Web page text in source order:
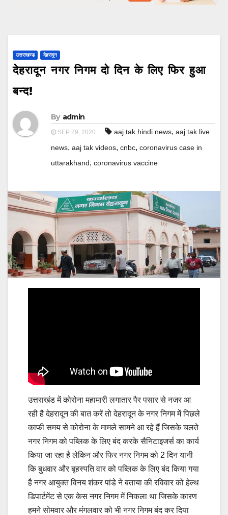
उत्तराखण्ड देहरादून
देहरादून नगर निगम दो दिन के लिए फिर हुआ
बन्द!
By admin
SEP 29, 2020 aaj tak hindi news, aaj tak live
news, aaj tak videos, cnbc, coronavirus case in
uttarakhand, coronavirus vaccine
उत्तराखंड में कोरोना महामारी लगातार पैर पसार से नजर आ
रही है देहरादून की बात करें तो देहरादून के नगर निगम में पिछले
काफी समय से कोरोना के मामले सामने आ रहे हैं जिसके चलते
नगर निगम को पब्लिक के लिए बंद करके सैनिटाइजर्स का कार्य
किया जा रहा है लेकिन और फिर नगर निगम को 2 दिन यानी
कि बुधवार और बृहस्पति वार को पब्लिक के लिए बंद किया गया
है नगर आयुक्त विनय शंकर पांडे ने बताया की रविवार को हेल्थ
डिपार्टमेंट से एक केस नगर निगम में निकला था जिसके कारण
हमने सोमवार और मंगलवार को भी नगर निगम बंद कर दिया